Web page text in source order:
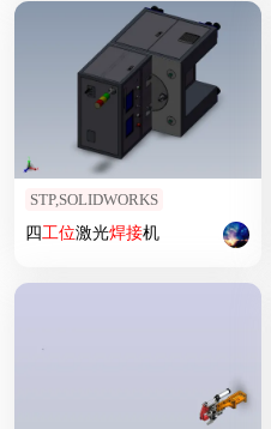
STP,SOLIDWORKS
四工位激光焊接机